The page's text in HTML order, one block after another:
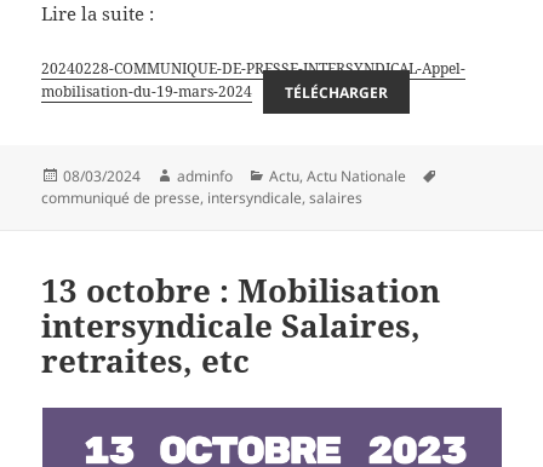
Lire la suite :
20240228-COMMUNIQUE-DE-PRESSE-INTERSYNDICAL-Appel-
mobilisation-du-19-mars-2024
TÉLÉCHARGER
Publié
le
08/03/2024 Auteur
adminfo Catégories
Actu,Actu Nationale
communiqué de presse, intersyndicale,salaires
13 octobre : Mobilisation
intersyndicale Salaires,
retraites, etc